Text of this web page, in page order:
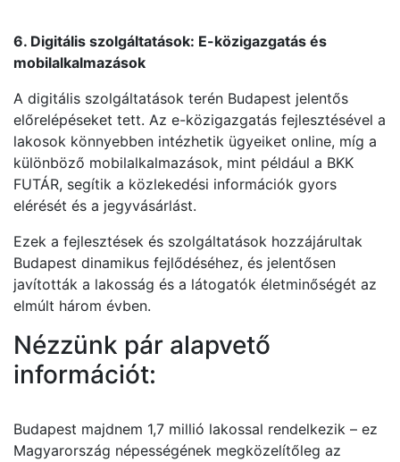
6. Digitális szolgáltatások: E-közigazgatás és
mobilalkalmazások
A digitális szolgáltatások terén Budapest jelentős
előrelépéseket tett. Az e-közigazgatás fejlesztésével a
lakosok könnyebben intézhetik ügyeiket online, míg a
különböző mobilalkalmazások, mint például a BKK
FUTÁR, segítik a közlekedési információk gyors
elérését és a jegyvásárlást.
Ezek a fejlesztések és szolgáltatások hozzájárultak
Budapest dinamikus fejlődéséhez, és jelentősen
javították a lakosság és a látogatók életminőségét az
elmúlt három évben.
Nézzünk pár alapvető
információt:
Budapest majdnem 1,7 millió lakossal rendelkezik – ez
Magyarország népességének megközelítőleg az